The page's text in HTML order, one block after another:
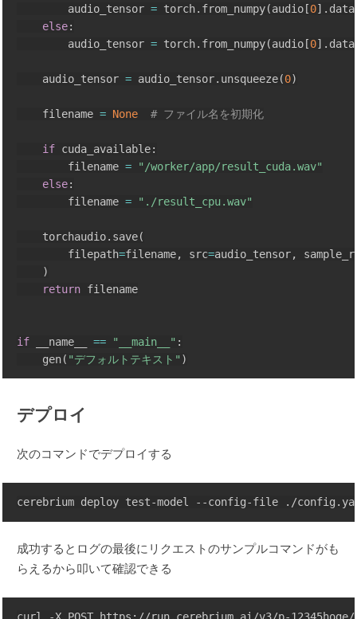
        audio_tensor
= torch. from_numpy(audio[0] . data
else:
        audio_tensor
= torch. from_numpy(audio[0] . data
    audio_tensor
= audio_tensor. unsqueeze(0)
    filename
= None # ファイル名を初期化
if cuda_available:
        filename
=
"/worker/app/result_cuda.wav"
else:
        filename
= "./result_cpu.wav"
    torchaudio
. save(
        filepath
=filename, src=audio_tensor,
)
return filename
if __name__ == "__main__" :
    gen
( "デフォルトテキスト" )
デプロイ
次のコマンドでデプロイする
成功するとログの最後にリクエストのサンプルコマンドがも
らえるから叩いて確認できる